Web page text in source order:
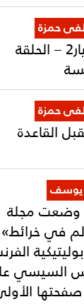
حمزة
الاختيار2 – الحلقة
حمزة
القاعدة
يوسف
وضعت مجلة
في خرائط»
السيسي